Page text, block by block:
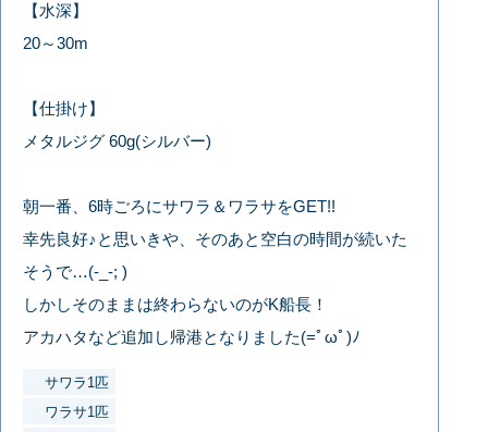
【水深】
20～30m
【仕掛け】
メタルジグ 60g(シルバー)
朝一番、6時ごろにサワラ＆ワラサをGET!!
幸先良好♪と思いきや、そのあと空白の時間が続いた
そうで…(-_-; )
しかしそのままは終わらないのがK船長！
アカハタなど追加し帰港となりました(=ﾟωﾟ)ﾉ
サワラ1匹
ワラサ1匹